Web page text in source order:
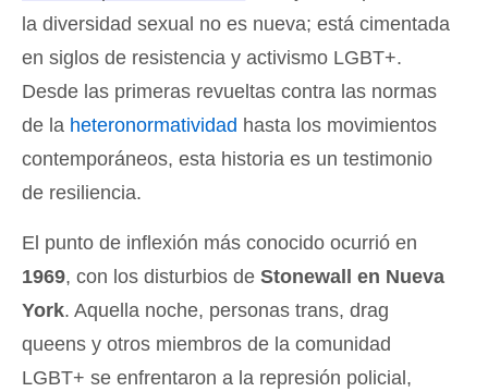
la diversidad sexual no es nueva; está cimentada
en siglos de resistencia y activismo LGBT+.
Desde las primeras revueltas contra las normas
de la heteronormatividad hasta los movimientos
contemporáneos, esta historia es un testimonio
de resiliencia.
El punto de inflexión más conocido ocurrió en
1969, con los disturbios de Stonewall en Nueva
York. Aquella noche, personas trans, drag
queens y otros miembros de la comunidad
LGBT+ se enfrentaron a la represión policial,